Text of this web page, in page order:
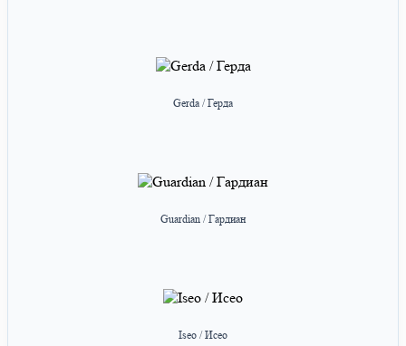
Gerda / Герда
Guardian / Гардиан
Iseo / Исео